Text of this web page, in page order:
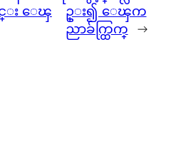
း ေၾ
ဥ္း၍ ေၾက
ညာခ်က္ထြက္ →